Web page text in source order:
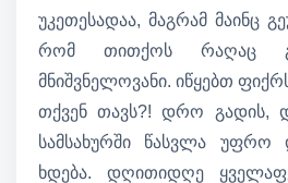
უკეთესადაა, მაგრამ მაინც
რომ თითქოს რაღაც
მნიშვნელოვანი. იწყებთ
თქვენ თავს?! დრო გადის,
სამსახურში წასვლა
ხდება. დღითიდღე